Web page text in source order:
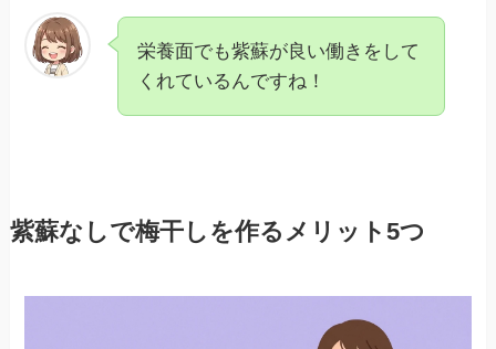
栄養面でも紫蘇が良い働きをして
くれているんですね！
紫蘇なしで梅干しを作るメリット5つ